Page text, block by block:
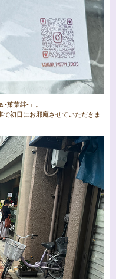
-菓葉絆-」。
初日にお邪魔させていただきま